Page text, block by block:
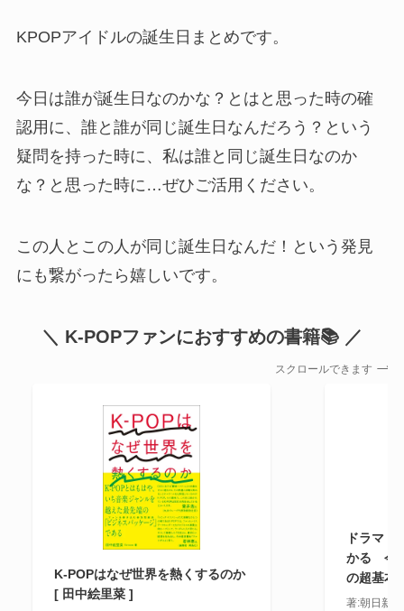
KPOPアイドルの誕生日まとめです。
今日は誰が誕生日なのかな？とはと思った時の確
認用に、誰と誰が同じ誕生日なんだろう？という
疑問を持った時に、私は誰と同じ誕生日なのか
な？と思った時に…ぜひご活用ください。
この人とこの人が同じ誕生日なんだ！という発見
にも繋がったら嬉しいです。
＼ K-POPファンにおすすめの書籍📚 ／
スクロールできます
K-POPはなぜ世界を熱くするのか
[ 田中絵里菜 ]
ドラマ・
かる 今
の超基本
著:朝日新